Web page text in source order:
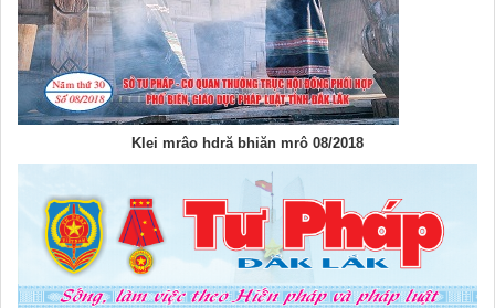
Klei mrâo hdră bhiăn mrô 08/2018